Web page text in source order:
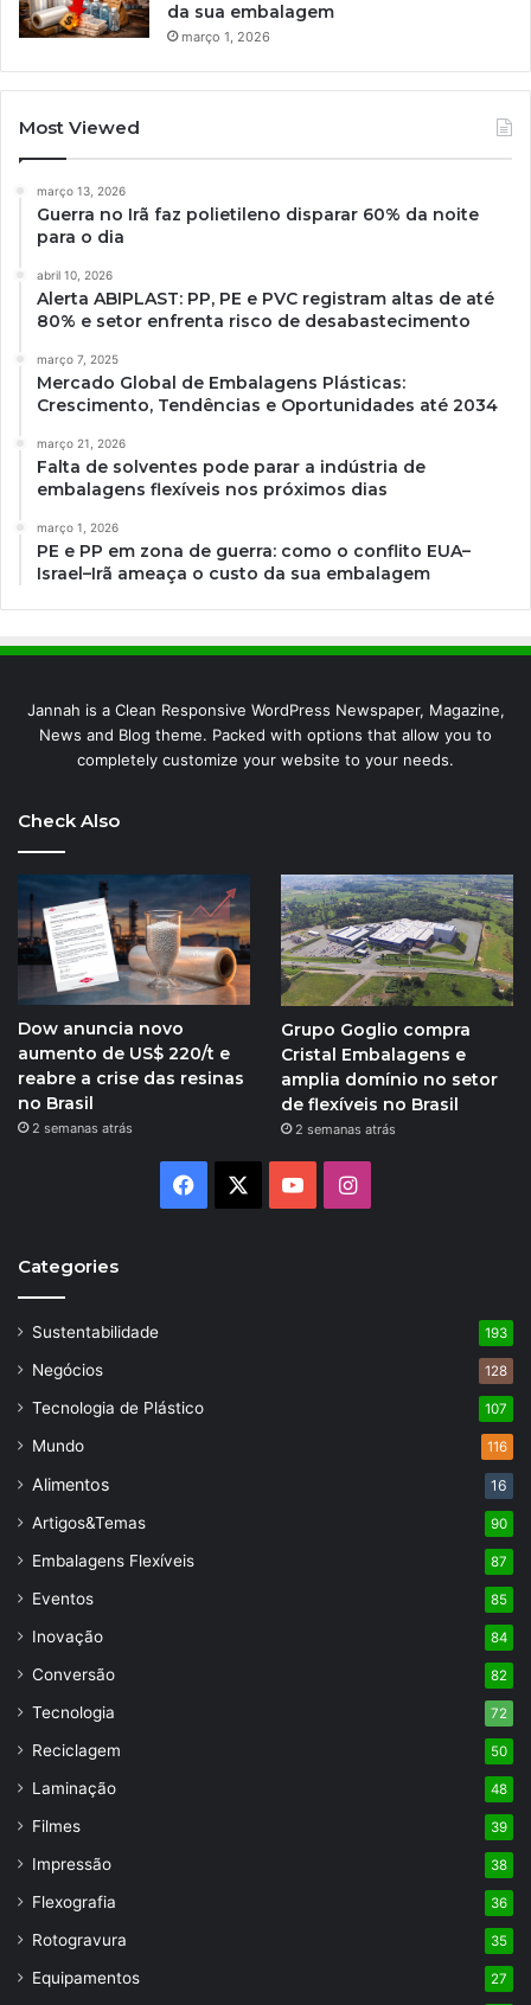
da sua embalagem
março 1, 2026
Most Viewed
março 13, 2026
Guerra no Irã faz polietileno disparar 60% da noite
para o dia
abril 10, 2026
Alerta ABIPLAST: PP, PE e PVC registram altas de até
80% e setor enfrenta risco de desabastecimento
março 7, 2025
Mercado Global de Embalagens Plásticas:
Crescimento, Tendências e Oportunidades até 2034
março 21, 2026
Falta de solventes pode parar a indústria de
embalagens flexíveis nos próximos dias
março 1, 2026
PE e PP em zona de guerra: como o conflito EUA–
Israel–Irã ameaça o custo da sua embalagem
Jannah is a Clean Responsive WordPress Newspaper, Magazine,
News and Blog theme. Packed with options that allow you to
completely customize your website to your needs.
Check Also
Dow anuncia novo
aumento de US$ 220/t e
reabre a crise das resinas
no Brasil
2 semanas atrás
Grupo Goglio compra
Cristal Embalagens e
amplia domínio no setor
de flexíveis no Brasil
2 semanas atrás
Facebook YouTubeInstagram
Categories
Sustentabilidade 193
Negócios 128
Tecnologia de Plástico 107
Mundo 116
Alimentos 16
Artigos&Temas 90
Embalagens Flexíveis 87
Eventos 85
Inovação 84
Conversão 82
Tecnologia 72
Reciclagem 50
Laminação 48
Filmes 39
Impressão 38
Flexografia 36
Rotogravura 35
Equipamentos 27